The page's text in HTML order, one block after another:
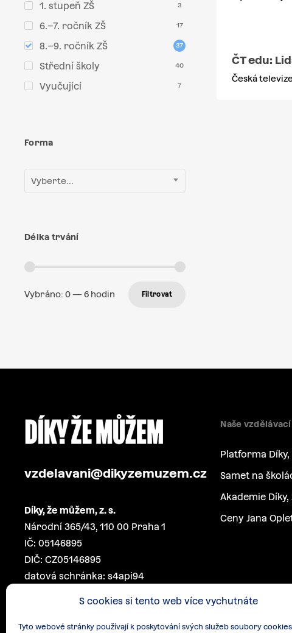
S cookies si tento web více vychutnáte
Tyto webové stránky používají k poskytování svých služeb soubory
1. stupeň ZŠ 3
6.–7. ročník ZŠ 17
8.–9. ročník ZŠ 37
Střední školy 40
Vyučující 7
Forma
Vyberte...
Délka trvání
Vybráno: 0— 6 hodin Filtrovat
ČT edu:
Česká televize
vzdelavani@dikyzemuzem.cz
Díky, že můžem, z. s.
Národní 365/43, 110 00 Praha 1
IČ: 05146895
DIČ: CZ05146895
datová schránka: s4api94
Naše
Platforma
Samet na
Akademie
Ceny Jana